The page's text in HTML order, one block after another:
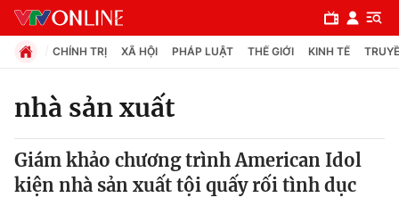
Chuyên mục
Chính trị
CHÍNH TRỊ XÃ HỘI PHÁP LUẬT THẾ GIỚI KINH TẾ
nhà sản xuất
Giám khảo chương trình American Idol
kiện nhà sản xuất tội quấy rối tình dục